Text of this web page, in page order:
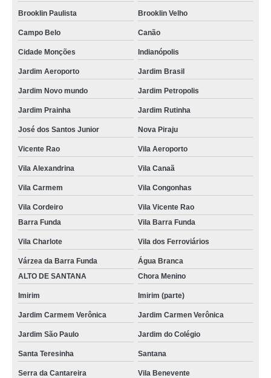
foto lembrança para eventos corporativos Pontal
foto lembrança em SP preço condominio
preço de serviço foto lembrança Tamanduateí 8
serviço de foto lembrança Santo Antônio
foto lembrança na Zona Leste preço Santa Terezinha
valor de foto lembrança para casamento Jardim São Miguel
foto lembrança na Zona Oeste Vila Lucinda
foto lembrança para eventos preço Embu das Artes
foto lembrança no Vale do Paraíba preço Luz
foto lembrança em Santana preço Capivari
valor de foto lembrança batizado Jardim Santo Alberto
serviço foto lembrança Andradina
foto lembrança para eventos corporativos Jardim do Estádio
foto lembrança na hora Imirim
empresa que faz foto lembrança casamento Vila Homero Thon
empresa que faz foto lembrança de casamento Zona Leste
empresa que faz foto lembrança em Santana Vila Lucinda
valor de foto lembrança infantil Vila Helena
Brooklin Paulista Brooklin Velho
Campo Belo Canão
Cidade Monções Indianópolis
Jardim Aeroporto Jardim Brasil
Jardim Novo mundo Jardim Petropolis
Jardim Prainha Jardim Rutinha
José dos Santos Junior Nova Piraju
Vicente Rao Vila Aeroporto
Vila Alexandrina Vila Canaã
Vila Carmem Vila Congonhas
Vila Cordeiro
Vila Vicente Rao
Barra Funda
Vila Barra Funda
Vila Charlote Vila dos Ferroviários
Várzea da Barra Funda
Água Branca
ALTO DE SANTANA
Chora Menino
Imirim Imirim (parte)
Jardim Carmem Verônica Jardim Carmen Verônica
Jardim São Paulo Jardim do Colégio
Santa Teresinha Santana
Serra da Cantareira Vila Benevente